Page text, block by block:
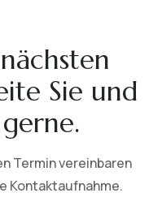
Sie und
Termin vereinbaren
Kontaktaufnahme.